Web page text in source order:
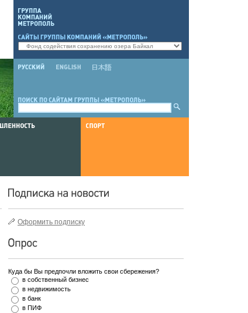
Оформить подписку
Куда бы Вы предпочли вложить свои сбережения?
в собственный бизнес
в недвижимость
в банк
в ПИФ